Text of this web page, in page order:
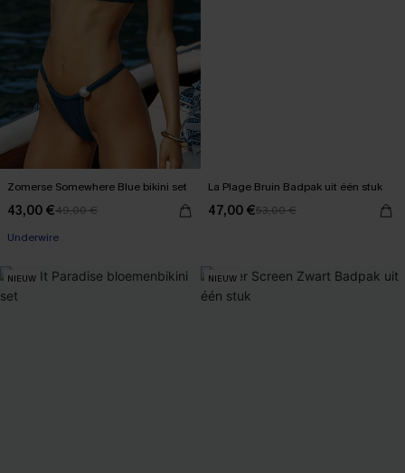
Zomerse Somewhere Blue bikini set
43,00 €49,00 €
Underwire
La Plage Bruin Badpak uit één stuk
47,00 €53,00 €
NIEUW NIEUW